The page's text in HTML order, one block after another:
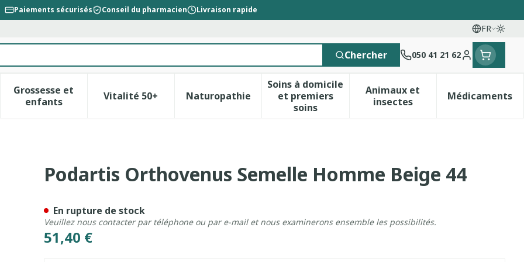
Paiements sécurisés Conseil du pharmacien Livraison rapide
FR
Langues
Chercher 050 41 21 62
Menu client
catégorie Beauté, soins et hygiène
sous-menu pour la catégorie Régime, alimentation & vitamines
Grossesse et
enfants
Afficher le sous-menu pour la catégorie Grossesse et enfants
Vitalité 50+Afficher le sous-menu pour la catégorie Vitalité 50+
NaturopathieAfficher le sous-menu pour la catégorie Naturopathie
Soins à domicile
et premiers
soins
Afficher le sous-menu pour la catégorie
Animaux et
insectesAfficher le sous-menu
Médicaments
Afficher
Homme Beige 44
Podartis Orthovenus Semelle Homme Beige 44
51,40 €
En rupture de stock
Veuillez nous contacter par téléphone ou par e-mail et nous examinerons ensemble les possibilités.